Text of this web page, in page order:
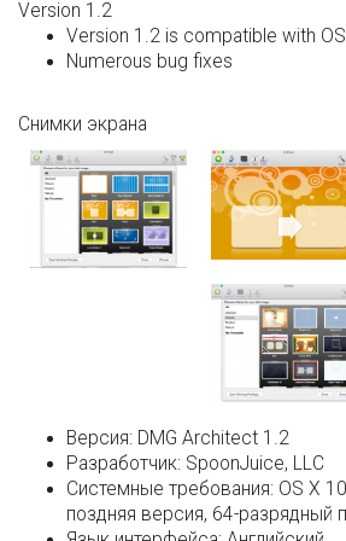
Version 1.2
Version 1.2 is compatible with
Numerous bug fixes
Снимки экрана
Версия: DMG Architect 1.2
Разработчик: SpoonJuice, LLC
Системные требования: OS X
поздняя версия, 64-разрядный